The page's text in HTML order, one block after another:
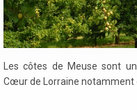
Les côtes de Meuse sont
Cœur de Lorraine notamment